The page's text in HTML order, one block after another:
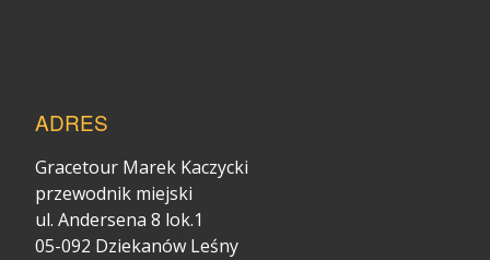
ADRES
Gracetour Marek Kaczycki
przewodnik miejski
ul. Andersena 8 lok.1
05-092 Dziekanów Leśny